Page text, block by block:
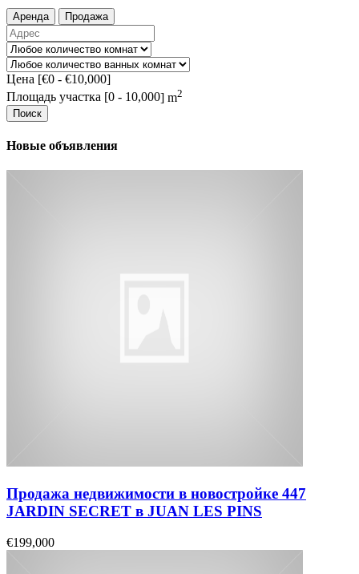
Аренда Продажа
Цена [€0 - €10,000]
Площадь участка [0 - 10,000] m2
Поиск
Новые объявления
Продажа недвижимости в новостройке 447
JARDIN SECRET в JUAN LES PINS
€199,000